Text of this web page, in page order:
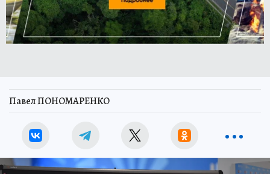
Павел ПОНОМАРЕНКО